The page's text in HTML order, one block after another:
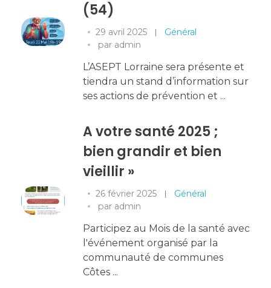
(54)
29 avril 2025
Général
par admin
L’ASEPT Lorraine sera présente et
tiendra un stand d’information sur
ses actions de prévention et ...
A votre santé 2025 ;
bien grandir et bien
vieillir »
26 février 2025
Général
par admin
Participez au Mois de la santé avec
l'événement organisé par la
communauté de communes
Côtes ...